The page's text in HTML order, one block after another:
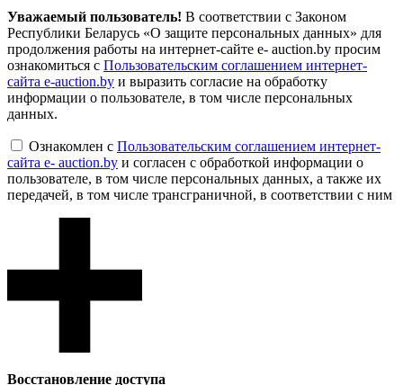
Уважаемый пользователь! В соответствии с Законом
Республики Беларусь «О защите персональных данных» для
продолжения работы на интернет-сайте e- auction.by просим
ознакомиться с Пользовательским соглашением интернет-
сайта e-auction.by и выразить согласие на обработку
информации о пользователе, в том числе персональных
данных.
Ознакомлен с Пользовательским соглашением интернет-
сайта e- auction.by и согласен с обработкой информации о
пользователе, в том числе персональных данных, а также их
передачей, в том числе трансграничной, в соответствии с ним
Восcтановление доступа